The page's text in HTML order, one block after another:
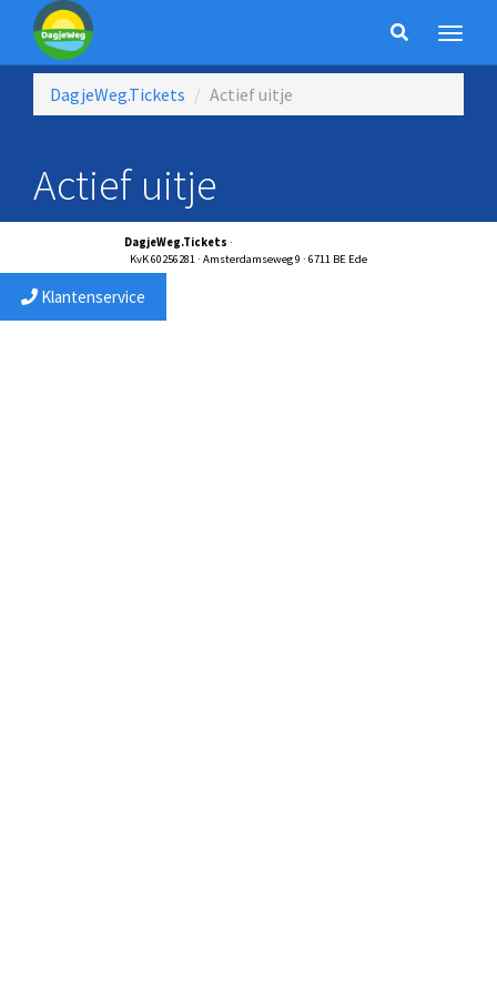
DagjeWeg.Tickets Actief uitje
Actief uitje
DagjeWeg.Tickets ·
KvK 60256281 · Amsterdamseweg 9 · 6711 BE Ede
Klantenservice